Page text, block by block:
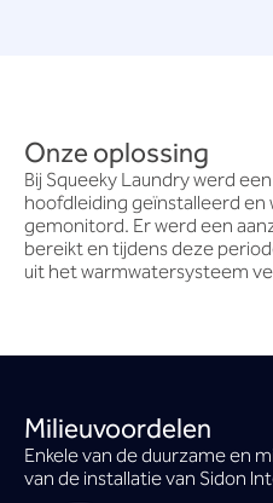
Onze oplossing
Bij Squeeky Laundry werd
hoofdleiding geïnstalleerd
gemonitord. Er werd een
bereikt en tijdens deze
uit het warmwatersysteem
Milieuvoordelen
Enkele van de duurzame en
van de installatie van Sidon